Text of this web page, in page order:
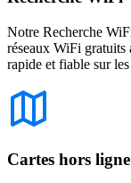
Notre Recherche
réseaux WiFi
rapide et fiable sur
Cartes hors ligne